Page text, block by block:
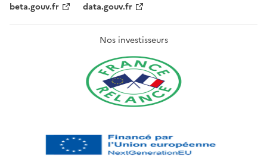
beta.gouv.fr
data.gouv.fr
Nos investisseurs